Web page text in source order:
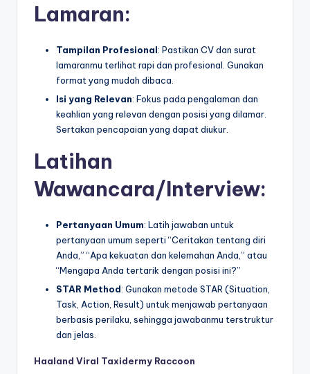
Lamaran:
Tampilan Profesional: Pastikan CV dan surat
lamaranmu terlihat rapi dan profesional. Gunakan
format yang mudah dibaca.
Isi yang Relevan: Fokus pada pengalaman dan
keahlian yang relevan dengan posisi yang dilamar.
Sertakan pencapaian yang dapat diukur.
Latihan
Wawancara/Interview:
Pertanyaan Umum: Latih jawaban untuk
pertanyaan umum seperti “Ceritakan tentang diri
Anda,” “Apa kekuatan dan kelemahan Anda,” atau
“Mengapa Anda tertarik dengan posisi ini?”
STAR Method: Gunakan metode STAR (Situation,
Task, Action, Result) untuk menjawab pertanyaan
berbasis perilaku, sehingga jawabanmu terstruktur
dan jelas.
Haaland Viral Taxidermy Raccoon